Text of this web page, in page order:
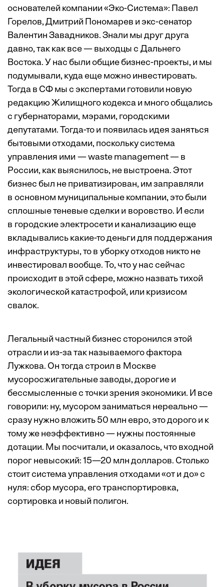
основателей компании «Эко-Система»: Павел
Горелов, Дмитрий Пономарев и экс-сенатор
Валентин Завадников. Знали мы друг друга
давно, так как все — выходцы с Дальнего
Востока. У нас были общие бизнес-проекты, и мы
подумывали, куда еще можно инвестировать.
Тогда в СФ мы с экспертами готовили новую
редакцию Жилищного кодекса и много общались
с губернаторами,­ ­мэрами, городскими
депутатами. Тогда-то и появилась идея заняться
бытовыми отходами, поскольку система
управления ими — waste management — в
России, как выяснилось, не выстроена. Этот
бизнес был не приватизирован, им заправляли
в основном муниципальные компании, это были
сплошные теневые сделки и воровство. И если
в городские электросети и канализацию еще
вкладывались какие-то деньги для поддержания
инфраструктуры, то в уборку отходов никто не
инвестировал вообще. То, что у нас сейчас
происходит в этой сфере, можно назвать тихой
экологической катастрофой, или кризисом
свалок.
Легальный частный бизнес сторонился этой
отрасли и из-за так называемого фактора
Лужкова. Он тогда строил в Москве
мусоросжигательные заводы, дорогие и
бессмысленные с точки зрения экономики. И все
говорили: ну, мусором заниматься нереально —
сразу нужно вложить 50 млн евро, это дорого и к
тому же неэффективно — нужны постоянные
дотации. Мы посчитали, и оказалось, что входной
порог невысокий: 15—20 млн долларов. Столько
стоит система управления отходами «от и до» с
нуля: сбор мусора, его транспортировка,
сортировка и новый полигон.